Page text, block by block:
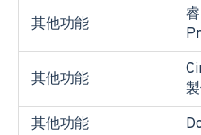
其他功能
其他功能
其他功能